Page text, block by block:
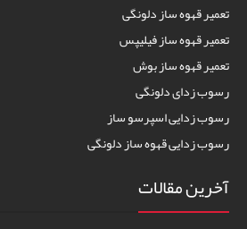
تعمیر قهوه ساز دلونگی
تعمیر قهوه ساز فیلیپس
تعمیر قهوه ساز بوش
رسوب زدای دلونگی
رسوب زدایی اسپرسو ساز
رسوب زدایی قهوه ساز دلونگی
آخرین مقالات